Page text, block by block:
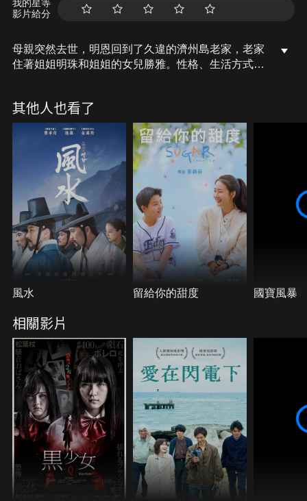
我的星等
影片給分
母親突然去世，明恩回到了久違的濟州島老家，老家
住著姐姐明珠和姐姐的女兒勝雅。性格、生活方式甚
開始更加了解對方。當明恩打算停止尋找她父親，明
珠坦承她燒毀了明恩父親寄來的信，這封信揭露了明
恩父親的秘密。
其他人也看了
風水 留給你的甜度 國寶風暴
相關影片